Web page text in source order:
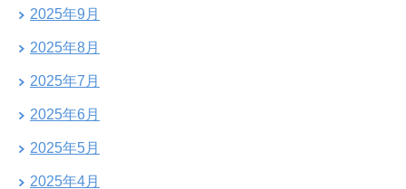
2025年9月
2025年8月
2025年7月
2025年6月
2025年5月
2025年4月